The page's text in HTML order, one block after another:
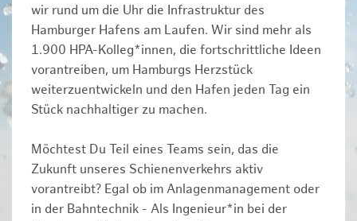
wir rund um die Uhr die Infrastruktur des
Hamburger Hafens am Laufen. Wir sind mehr als
1.900 HPA-Kolleg*innen, die fortschrittliche Ideen
vorantreiben, um Hamburgs Herzstück
weiterzuentwickeln und den Hafen jeden Tag ein
Stück nachhaltiger zu machen.
Möchtest Du Teil eines Teams sein, das die
Zukunft unseres Schienenverkehrs aktiv
vorantreibt? Egal ob im Anlagenmanagement oder
in der Bahntechnik - Als Ingenieur*in bei der